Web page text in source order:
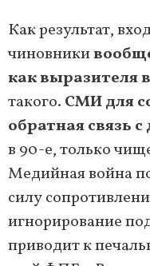
Как результат,
чиновники
как выразителя
такого. СМИ для
обратная связь
в 90-е, только
Медийная война
силу
игнорирование
приводит к